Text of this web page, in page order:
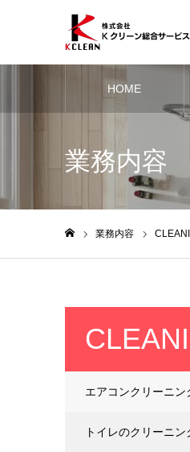
HOME
業務内容
業務内容
エアコンクリーニン
トイレのクリーニン